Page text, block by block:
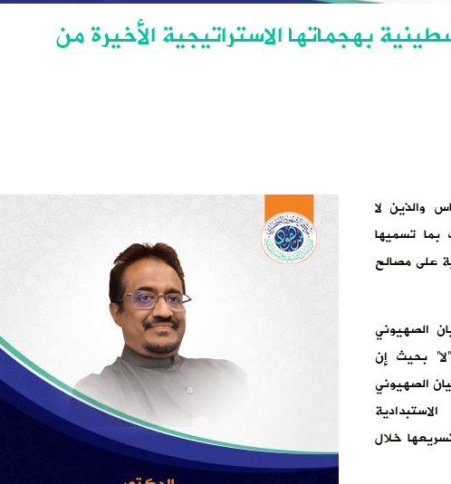
بهجماتها الاستراتيجية الأخيرة من
والذين لا
بما تسميها
على مصالح
الصهيوني
بحيث إن
الصهيوني
خلال